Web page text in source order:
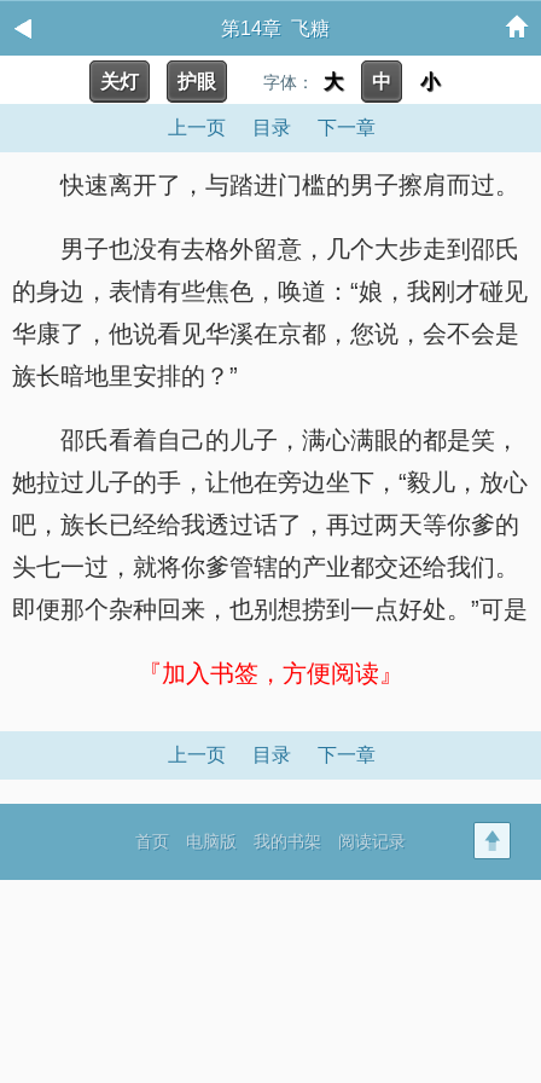
第14章 飞糖
关灯 护眼 字体： 大 中 小
上一页 目录 下一章
快速离开了，与踏进门槛的男子擦肩而过。
男子也没有去格外留意，几个大步走到邵氏
的身边，表情有些焦色，唤道：“娘，我刚才碰见
华康了，他说看见华溪在京都，您说，会不会是
族长暗地里安排的？”
邵氏看着自己的儿子，满心满眼的都是笑，
她拉过儿子的手，让他在旁边坐下，“毅儿，放心
吧，族长已经给我透过话了，再过两天等你爹的
头七一过，就将你爹管辖的产业都交还给我们。
即便那个杂种回来，也别想捞到一点好处。”可是
『加入书签，方便阅读』
上一页 目录 下一章
首页 电脑版 我的书架 阅读记录